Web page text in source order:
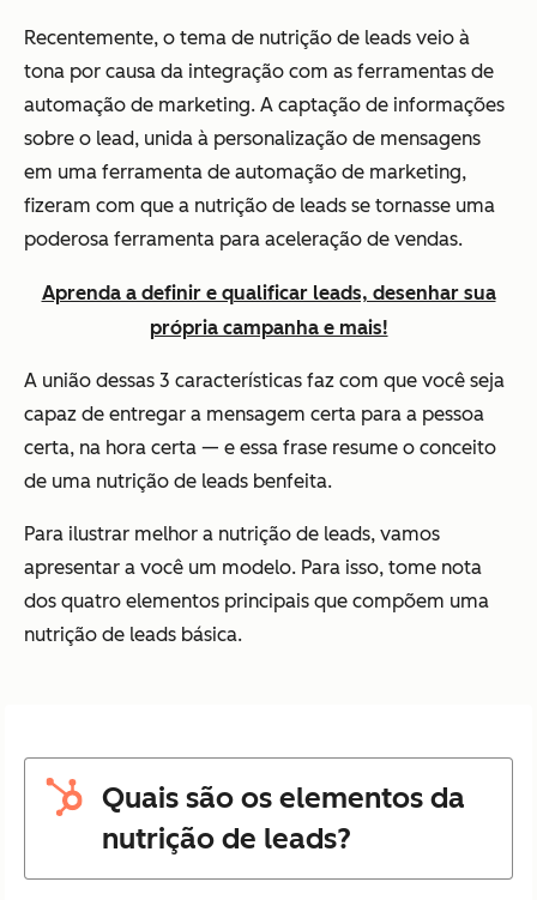
Recentemente, o tema de nutrição de leads veio à
tona por causa da integração com as ferramentas de
automação de marketing. A captação de informações
sobre o lead, unida à personalização de mensagens
em uma ferramenta de automação de marketing,
fizeram com que a nutrição de leads se tornasse uma
poderosa ferramenta para aceleração de vendas.
Aprenda a definir e qualificar leads, desenhar sua
própria campanha e mais!
A união dessas 3 características faz com que você seja
capaz de entregar a mensagem certa para a pessoa
certa, na hora certa — e essa frase resume o conceito
de uma nutrição de leads benfeita.
Para ilustrar melhor a nutrição de leads, vamos
apresentar a você um modelo. Para isso, tome nota
dos quatro elementos principais que compõem uma
nutrição de leads básica.
Quais são os elementos da
nutrição de leads?